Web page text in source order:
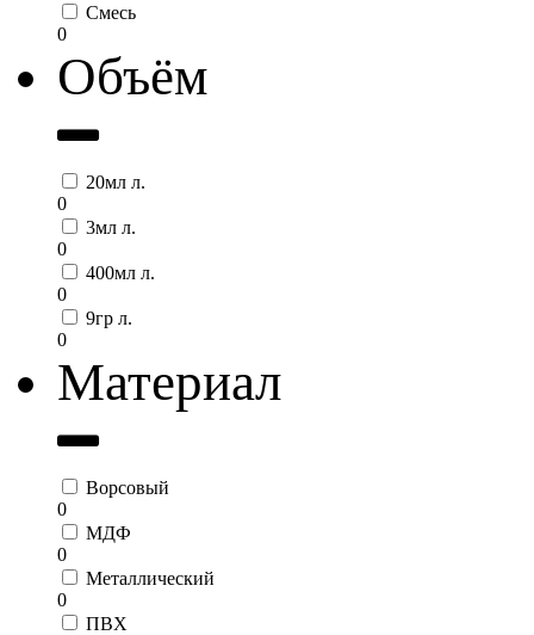
Смесь
0
Объём
20мл л.
0
3мл л.
0
400мл л.
0
9гр л.
0
Материал
Ворсовый
0
МДФ
0
Металлический
0
ПВХ